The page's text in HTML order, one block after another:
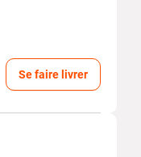
Se faire livrer